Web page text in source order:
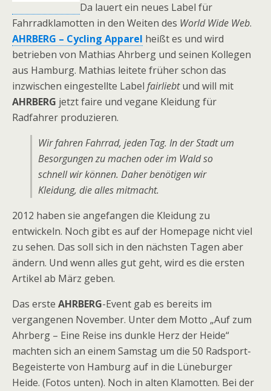
Da lauert ein neues Label für
Fahrradklamotten in den Weiten des World Wide Web.
AHRBERG – Cycling Apparel heißt es und wird
betrieben von Mathias Ahrberg und seinen Kollegen
aus Hamburg. Mathias leitete früher schon das
inzwischen eingestellte Label fairliebtund will mit
AHRBERG jetzt faire und vegane Kleidung für
Radfahrer produzieren.
Wir fahren Fahrrad, jeden Tag. In der Stadt um
Besorgungen zu machen oder im Wald so
schnell wir können. Daher benötigen wir
Kleidung, die alles mitmacht.
2012 haben sie angefangen die Kleidung zu
entwickeln. Noch gibt es auf der Homepage nicht viel
zu sehen. Das soll sich in den nächsten Tagen aber
ändern. Und wenn alles gut geht, wird es die ersten
Artikel ab März geben.
Das erste AHRBERG-Event gab es bereits im
vergangenen November. Unter dem Motto „Auf zum
Ahrberg – Eine Reise ins dunkle Herz der Heide“
machten sich an einem Samstag um die 50 Radsport-
Begeisterte von Hamburg auf in die Lüneburger
Heide. (Fotos unten). Noch in alten Klamotten. Bei der